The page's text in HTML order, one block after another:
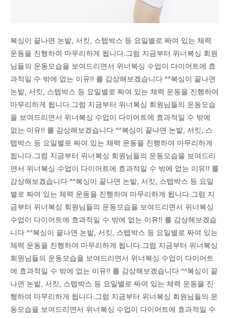
복싱이 끝나면 논밭, 서킷, 스텝박스 등 요일별로 짜여 있는 체력
운동을 진행하여 마무리하게 됩니다.그럼 지금부터 위너복싱 회원
님들의 운동모습을 보여드리면서 위너복싱 수업이 다이어트에 효
과적일 수 밖에 없는 이유!! 를 감상해보겠습니다 ^^복싱이 끝나면
논밭, 서킷, 스텝박스 등 요일별로 짜여 있는 체력 운동을 진행하여
마무리하게 됩니다.그럼 지금부터 위너복싱 회원님들의 운동모습
을 보여드리면서 위너복싱 수업이 다이어트에 효과적일 수 밖에
없는 이유!! 를 감상해보겠습니다 ^^복싱이 끝나면 논밭, 서킷, 스
텝박스 등 요일별로 짜여 있는 체력 운동을 진행하여 마무리하게
됩니다.그럼 지금부터 위너복싱 회원님들의 운동모습을 보여드리
면서 위너복싱 수업이 다이어트에 효과적일 수 밖에 없는 이유!! 를
감상해보겠습니다 ^^복싱이 끝나면 논밭, 서킷, 스텝박스 등 요일
별로 짜여 있는 체력 운동을 진행하여 마무리하게 됩니다.그럼 지
금부터 위너복싱 회원님들의 운동모습을 보여드리면서 위너복싱
수업이 다이어트에 효과적일 수 밖에 없는 이유!! 를 감상해보겠습
니다 ^^복싱이 끝나면 논밭, 서킷, 스텝박스 등 요일별로 짜여 있는
체력 운동을 진행하여 마무리하게 됩니다.그럼 지금부터 위너복싱
회원님들의 운동모습을 보여드리면서 위너복싱 수업이 다이어트
에 효과적일 수 밖에 없는 이유!! 를 감상해보겠습니다 ^^복싱이 끝
나면 논밭, 서킷, 스텝박스 등 요일별로 짜여 있는 체력 운동을 진
행하여 마무리하게 됩니다.그럼 지금부터 위너복싱 회원님들의 운
동모습을 보여드리면서 위너복싱 수업이 다이어트에 효과적일 수